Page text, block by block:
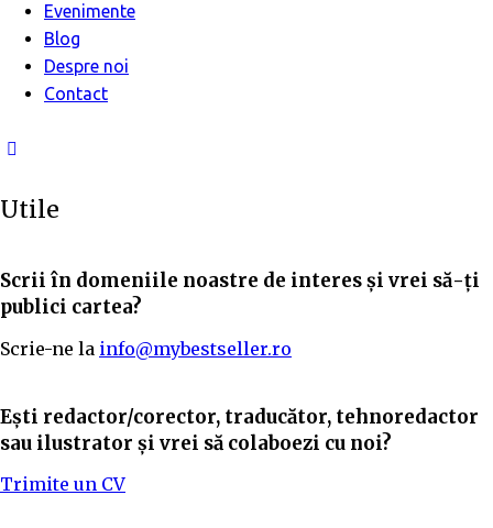
Evenimente
Blog
Despre noi
Contact
Utile
Scrii în domeniile noastre de interes și vrei să-ți
publici cartea?
Scrie-ne la info@mybestseller.ro
Ești redactor/corector, traducător, tehnoredactor
sau ilustrator și vrei să colaboezi cu noi?
Trimite un CV